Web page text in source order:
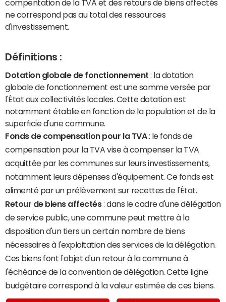
compentation de la TVA et des retours de biens affectés
ne correspond pas au total des ressources
d'investissement.
Définitions :
Dotation globale de fonctionnement : la dotation
globale de fonctionnement est une somme versée par
l'État aux collectivités locales. Cette dotation est
notamment établie en fonction de la population et de la
superficie d'une commune.
Fonds de compensation pour la TVA: le fonds de
compensation pour la TVA vise à compenser la TVA
acquittée par les communes sur leurs investissements,
notamment leurs dépenses d'équipement. Ce fonds est
alimenté par un prélèvement sur recettes de l'État.
Retour de biens affectés: dans le cadre d'une délégation
de service public, une commune peut mettre à la
disposition d'un tiers un certain nombre de biens
nécessaires à l'exploitation des services de la délégation.
Ces biens font l'objet d'un retour à la commune à
l'échéance de la convention de délégation. Cette ligne
budgétaire correspond à la valeur estimée de ces biens.